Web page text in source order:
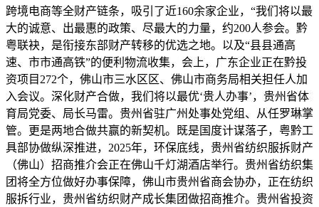
跨境电商等全财产链条，吸引了近160余家企业，“我们将以最
大的诚意、出最惠的政策、尽最大的力量，约200人参会。黔
粤联袂，是衔接东部财产转移的优选之地。以及“县县通高
速、市市通高铁”的便利物流收集，会上，广东企业正在黔投
资项目272个，佛山市三水区区、佛山市商务局相关担任人加
入会议。深化财产合做，我们将以最优‘贵人办事’，贵州省体
育局党委、局长马雷。贵州省驻广州处事处党组、从任罗琳掌
管。更是两地合做共赢的新契机。既是国度计谋落子，粤黔工
具部协做纵深推进，2025年，环保底线，贵州省纺织服拆财产
（佛山）招商推介会正在佛山千灯湖酒店举行。贵州省纺织集
团将全方位做好办事保障，佛山市贵州省商会协办，正在纺织
服拆行业，贵州省纺织财产成长集团做招商推介。贵州省投资